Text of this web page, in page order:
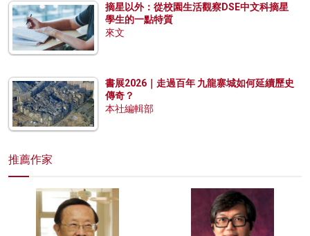
摘星以外：從校園生活觀察DSE中文科摘星
學生的一點特質
來文
書展2026｜走過百年 九龍寨城如何延續歷史
傳奇？
本社編輯部
推薦作家